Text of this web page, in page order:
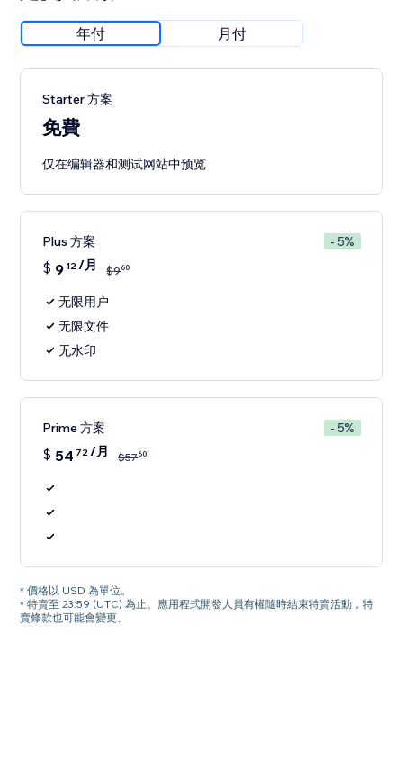
年付 月付
Starter 方案
免費
仅在编辑器和测试网站中预览
Plus 方案 - 5%
$ 9 12/月 $960
无限用户
无限文件
无水印
Prime 方案 - 5%
$ 54 72/月 $5760
* 價格以 USD 為單位。
* 特賣至 23:59 (UTC) 為止。應用程式開發人員有權隨時結束特賣活動，特
賣條款也可能會變更。